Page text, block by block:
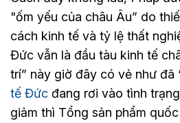
"ốm yếu của châu Âu” do
cách kinh tế và tỷ lệ thất
Đức vẫn là đầu tàu kinh tế
trí” này giờ đây có vẻ như đã
tế Đức đang rơi vào tình
giảm thì Tổng sản phẩm